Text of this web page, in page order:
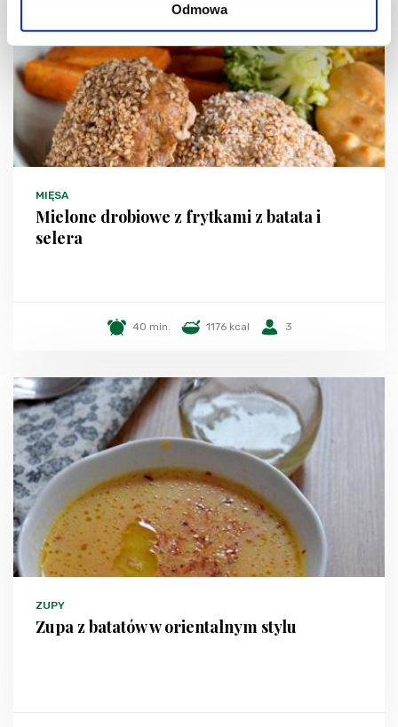
Odmowa
MIĘSA
Mielone drobiowe z frytkami z batata i
selera
40 min. 1176 kcal 3
ZUPY
Zupa z batatów w orientalnym stylu